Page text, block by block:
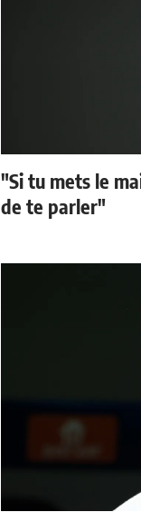
"Si tu mets le
de te parler"